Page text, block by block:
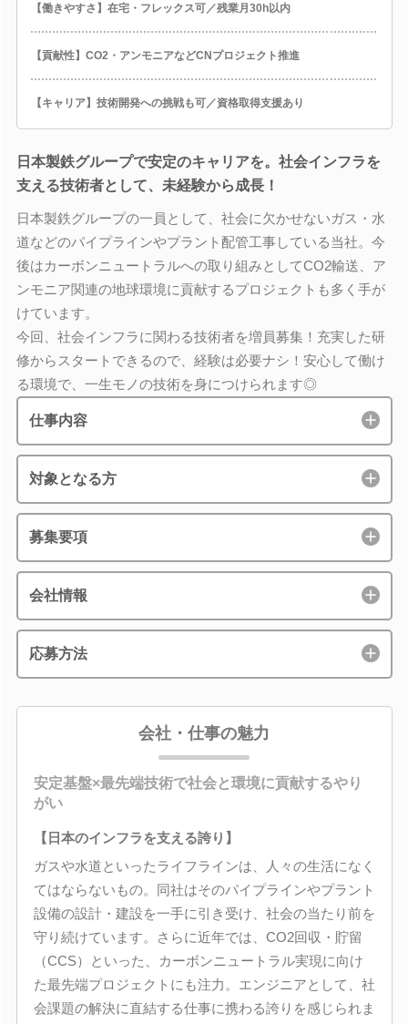
【働きやすさ】在宅・フレックス可／残業月30h以内
【貢献性】CO2・アンモニアなどCNプロジェクト推進
【キャリア】技術開発への挑戦も可／資格取得支援あり
日本製鉄グループで安定のキャリアを。社会インフラを
支える技術者として、未経験から成長！
日本製鉄グループの一員として、社会に欠かせないガス・水
道などのパイプラインやプラント配管工事している当社。今
後はカーボンニュートラルへの取り組みとしてCO2輸送、ア
ンモニア関連の地球環境に貢献するプロジェクトも多く手が
けています。
今回、社会インフラに関わる技術者を増員募集！充実した研
修からスタートできるので、経験は必要ナシ！安心して働け
る環境で、一生モノの技術を身につけられます◎
仕事内容
対象となる方
募集要項
会社情報
応募方法
会社・仕事の魅力
安定基盤×最先端技術で社会と環境に貢献するやり
がい
【日本のインフラを支える誇り】
ガスや水道といったライフラインは、人々の生活になく
てはならないもの。同社はそのパイプラインやプラント
設備の設計・建設を一手に引き受け、社会の当たり前を
守り続けています。さらに近年では、CO2回収・貯留
（CCS）といった、カーボンニュートラル実現に向け
た最先端プロジェクトにも注力。エンジニアとして、社
会課題の解決に直結する仕事に携わる誇りを感じられま